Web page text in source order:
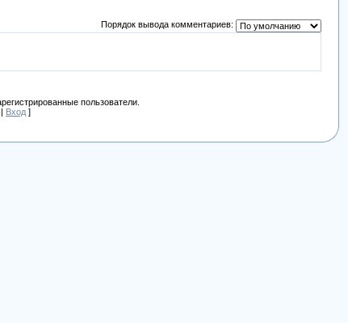
Порядок вывода комментариев:
пользователи.
| Вход ]